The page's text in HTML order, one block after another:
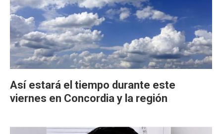
Así estará el tiempo durante este
viernes en Concordia y la región